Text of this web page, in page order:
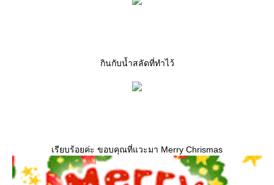
กินกับน้ำสลัดที่ทำไว้
เรียบร้อยค่ะ ขอบคุณที่แวะมา Merry Chrismas